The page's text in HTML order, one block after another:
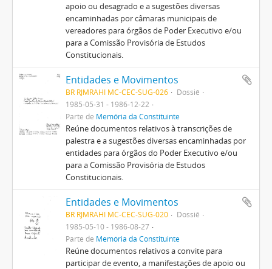
apoio ou desagrado e a sugestões diversas
encaminhadas por câmaras municipais de
vereadores para órgãos de Poder Executivo e/ou
para a Comissão Provisória de Estudos
Constitucionais.
Entidades e Movimentos
BR RJMRAHI MC-CEC-SUG-026
Dossiê
1985-05-31 - 1986-12-22
Parte de Memória da Constituinte
Reúne documentos relativos à transcrições de
palestra e a sugestões diversas encaminhadas por
entidades para órgãos do Poder Executivo e/ou
para a Comissão Provisória de Estudos
Constitucionais.
Entidades e Movimentos
BR RJMRAHI MC-CEC-SUG-020
Dossiê
1985-05-10 - 1986-08-27
Parte de Memória da Constituinte
Reúne documentos relativos a convite para
participar de evento, a manifestações de apoio ou